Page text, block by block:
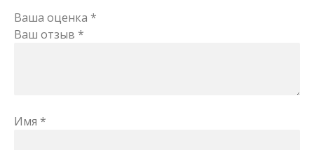
Ваша оценка *
Ваш отзыв *
Имя *